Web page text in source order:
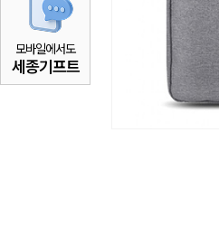
모바일에서도
세종기프트